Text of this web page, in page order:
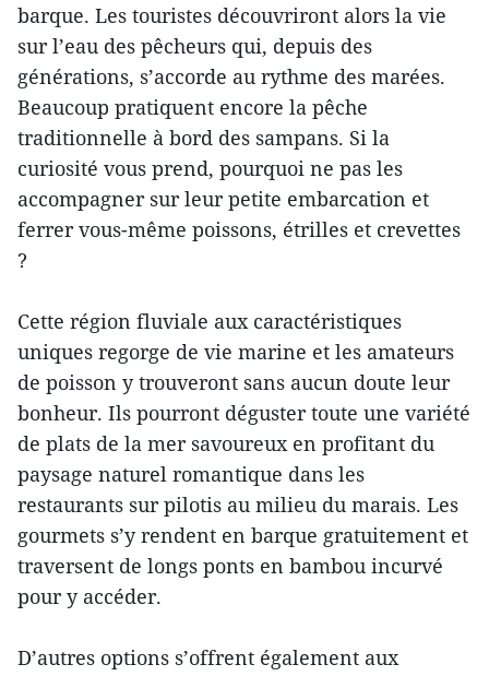
barque. Les touristes découvriront alors la vie
sur l’eau des pêcheurs qui, depuis des
générations, s’accorde au rythme des marées.
Beaucoup pratiquent encore la pêche
traditionnelle à bord des sampans. Si la
curiosité vous prend, pourquoi ne pas les
accompagner sur leur petite embarcation et
ferrer vous-même poissons, étrilles et crevettes
?
Cette région fluviale aux caractéristiques
uniques regorge de vie marine et les amateurs
de poisson y trouveront sans aucun doute leur
bonheur. Ils pourront déguster toute une variété
de plats de la mer savoureux en profitant du
paysage naturel romantique dans les
restaurants sur pilotis au milieu du marais. Les
gourmets s’y rendent en barque gratuitement et
traversent de longs ponts en bambou incurvé
pour y accéder.
D’autres options s’offrent également aux